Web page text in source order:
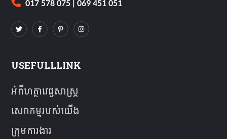
017 578 075 | 069 451 051
USEFULLLINK
អំពីហត្ថាវេជ្ជសាស្ត្រ
សេវាកម្មរបស់យើង
ក្រុមការងារ